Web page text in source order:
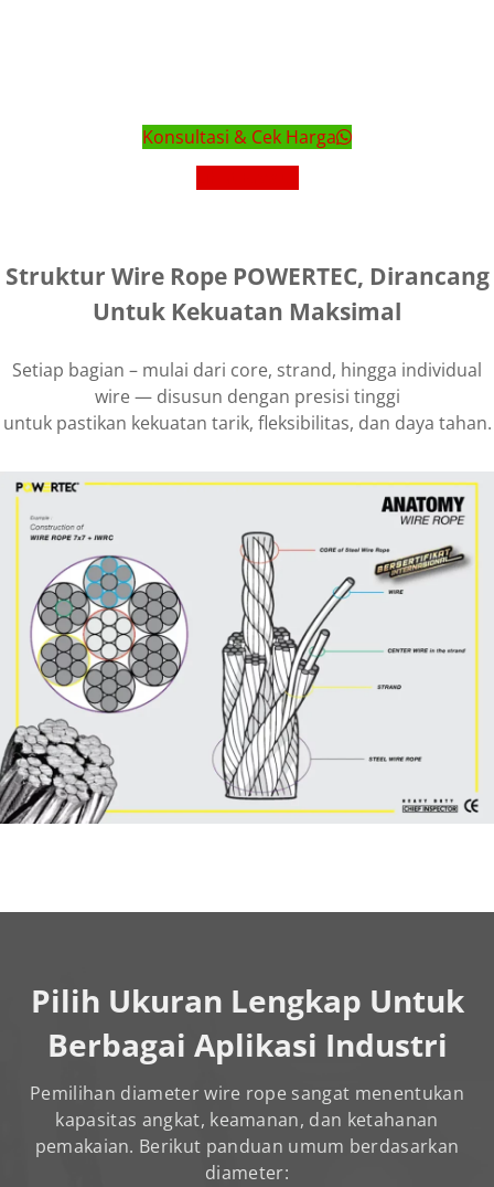
Konsultasi & Cek Harga
Struktur Wire Rope POWERTEC, Dirancang
Untuk Kekuatan Maksimal
Setiap bagian – mulai dari core, strand, hingga individual
wire — disusun dengan presisi tinggi
untuk pastikan kekuatan tarik, fleksibilitas, dan daya tahan.
Pilih Ukuran Lengkap Untuk
Berbagai Aplikasi Industri
Pemilihan diameter wire rope sangat menentukan
kapasitas angkat, keamanan, dan ketahanan
pemakaian. Berikut panduan umum berdasarkan
diameter: